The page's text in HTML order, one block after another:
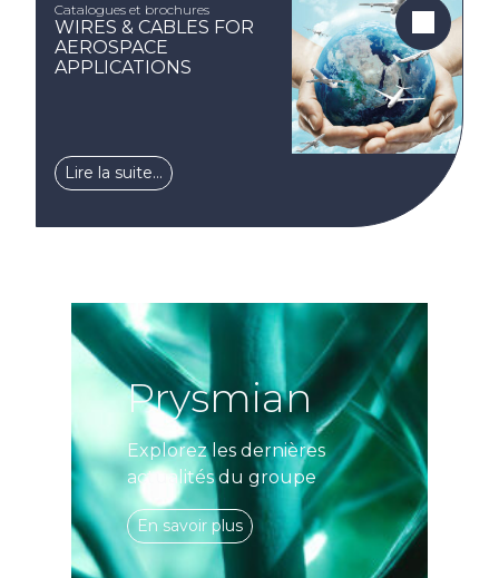
Catalogues et brochures
WIRES & CABLES FOR
AEROSPACE
APPLICATIONS
Lire la suite…
Prysmian
Explorez les dernières
actualités du groupe
En savoir plus